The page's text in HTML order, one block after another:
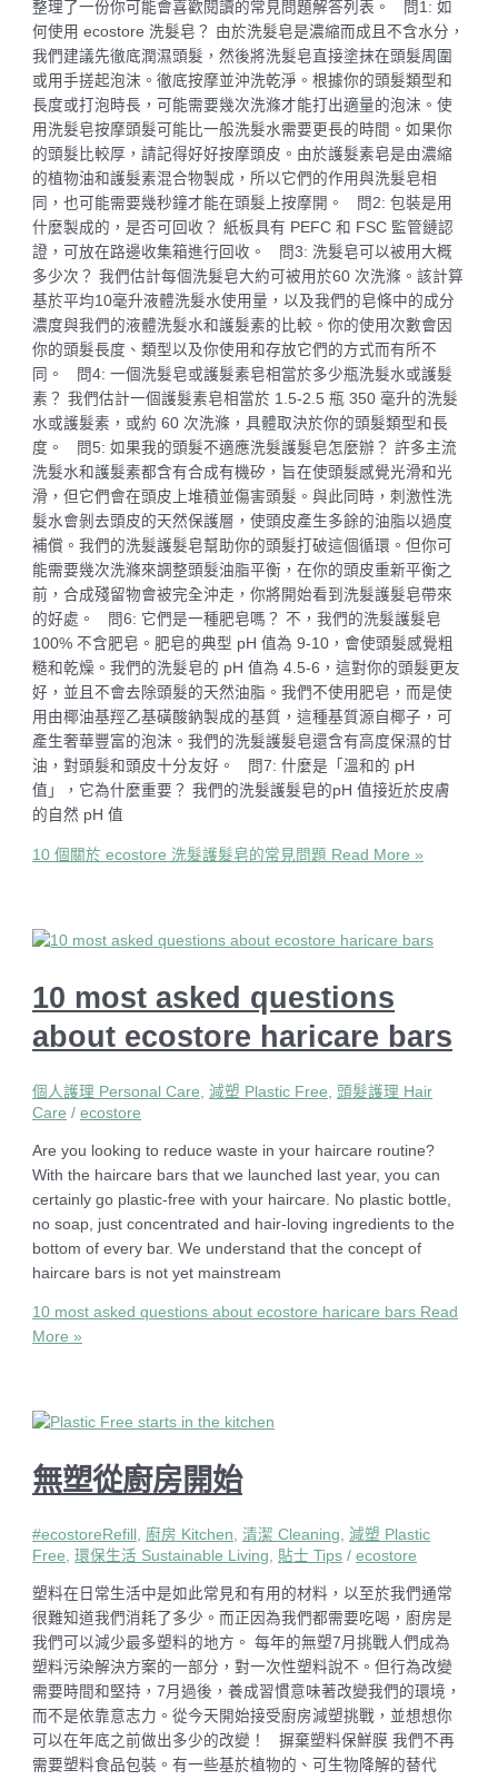
整理了一份你可能會喜歡閱讀的常見問題解答列表。 問1: 如
何使用 ecostore 洗髮皂？ 由於洗髮皂是濃縮而成且不含水分，
我們建議先徹底潤濕頭髮，然後將洗髮皂直接塗抹在頭髮周圍
或用手搓起泡沫。徹底按摩並沖洗乾淨。根據你的頭髮類型和
長度或打泡時長，可能需要幾次洗滌才能打出適量的泡沫。使
用洗髮皂按摩頭髮可能比一般洗髮水需要更長的時間。如果你
的頭髮比較厚，請記得好好按摩頭皮。由於護髮素皂是由濃縮
的植物油和護髮素混合物製成，所以它們的作用與洗髮皂相
同，也可能需要幾秒鐘才能在頭髮上按摩開。 問2: 包裝是用
什麼製成的，是否可回收？ 紙板具有 PE​​FC 和 FSC 監管鏈認
證，可放在路邊收集箱進行回收。 問3: 洗髮皂可以被用大概
多少次？ 我們估計每個洗髮皂大約可被用於60 次洗滌。該計算
基於平均10毫升液體洗髮水使用量，以及我們的皂條中的成分
濃度與我們的液體洗髮水和護髮素的比較。你的使用次數會因
你的頭髮長度、類型以及你使用和存放它們的方式而有所不
同。 問4: 一個洗髮皂或護髮素皂相當於多少瓶洗髮水或護髮
素？ 我們估計一個護髮素皂相當於 1.5-2.5 瓶 350 毫升的洗髮
水或護髮素，或約 60 次洗滌，具體取決於你的頭髮類型和長
度。 問5: 如果我的頭髮不適應洗髮護髮皂怎麼辦？ 許多主流
洗髮水和護髮素都含有合成有機矽，旨在使頭髮感覺光滑和光
滑，但它們會在頭皮上堆積並傷害頭髮。與此同時，刺激性洗
髮水會剝去頭皮的天然保護層，使頭皮產生多餘的油脂以過度
補償。我們的洗髮護髮皂幫助你的頭髮打破這個循環。但你可
能需要幾次洗滌來調整頭髮油脂平衡，在你的頭皮重新平衡之
前，合成殘留物會被完全沖走，你將開始看到洗髮護髮皂帶來
的好處。 問6: 它們是一種肥皂嗎？ 不，我們的洗髮護髮皂
100% 不含肥皂。肥皂的典型 pH 值為 9-10，會使頭髮感覺粗
糙和乾燥。我們的洗髮皂的 pH 值為 4.5-6，這對你的頭髮更友
好，並且不會去除頭髮的天然油脂。我們不使用肥皂，而是使
用由椰油基羥乙基磺酸鈉製成的基質，這種基質源自椰子，可
產生奢華豐富的泡沫。我們的洗髮護髮皂還含有高度保濕的甘
油，對頭髮和頭皮十分友好。 問7: 什麼是「溫和的 pH
值」，它為什麼重要？ 我們的洗髮護髮皂的pH 值接近於皮膚
的自然 pH 值
10 個關於 ecostore 洗髮護髮皂的常見問題 Read More »
10 most asked questions
about ecostore haricare bars
個人護理 Personal Care,減塑 Plastic Free, 頭髮護理 Hair
Care /ecostore
Are you looking to reduce waste in your haircare routine?
With the haircare bars that we launched last year, you can
certainly go plastic-free with your haircare. No plastic bottle,
no soap, just concentrated and hair-loving ingredients to the
bottom of every bar. We understand that the concept of
haircare bars is not yet mainstream
10 most asked questions about ecostore haricare bars Read
More »
無塑從廚房開始
#ecostoreRefill , 廚房 Kitchen,清潔 Cleaning,減塑 Plastic
Free,環保生活 Sustainable Living, 貼士 Tips /ecostore
塑料在日常生活中是如此常見和有用的材料，以至於我們通常
很難知道我們消耗了多少。而正因為我們都需要吃喝，廚房是
我們可以減少最多塑料的地方。 每年的無塑7月挑戰人們成為
塑料污染解決方案的一部分，對一次性塑料說不。但行為改變
需要時間和堅持，7月過後，養成習慣意味著改變我們的環境，
而不是依靠意志力。從今天開始接受廚房減塑挑戰，並想想你
可以在年底之前做出多少的改變！ 摒棄塑料保鮮膜 我們不再
需要塑料食品包裝。有一些基於植物的、可生物降解的替代